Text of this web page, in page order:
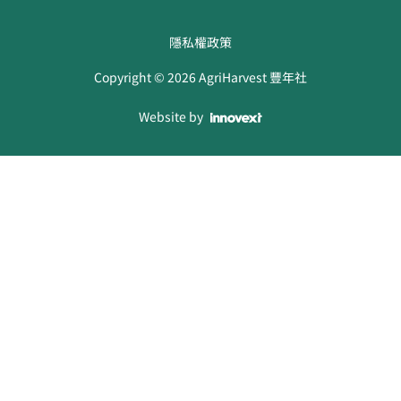
隱私權政策
Copyright ©2026AgriHarvest 豐年社
Website by